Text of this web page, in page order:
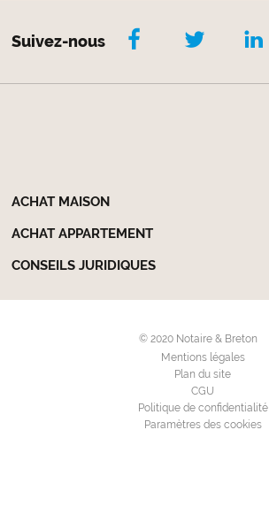
Suivez-nous
ACHAT MAISON
ACHAT APPARTEMENT
CONSEILS JURIDIQUES
© 2020 Notaire & Breton
Mentions légales
Plan du site
CGU
Politique de confidentialité
Paramètres des cookies